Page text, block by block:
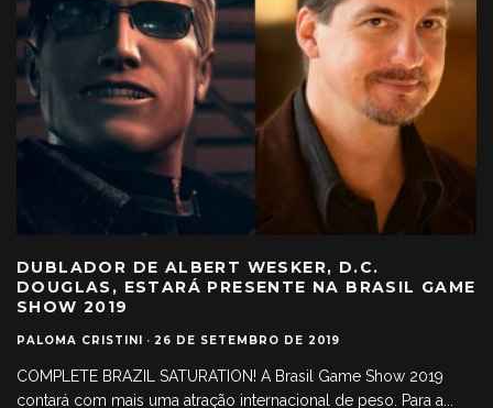
DUBLADOR DE ALBERT WESKER, D.C.
DOUGLAS, ESTARÁ PRESENTE NA BRASIL GAME
SHOW 2019
PALOMA CRISTINI · 26 DE SETEMBRO DE 2019
COMPLETE BRAZIL SATURATION! A Brasil Game Show 2019
contará com mais uma atração internacional de peso. Para a...